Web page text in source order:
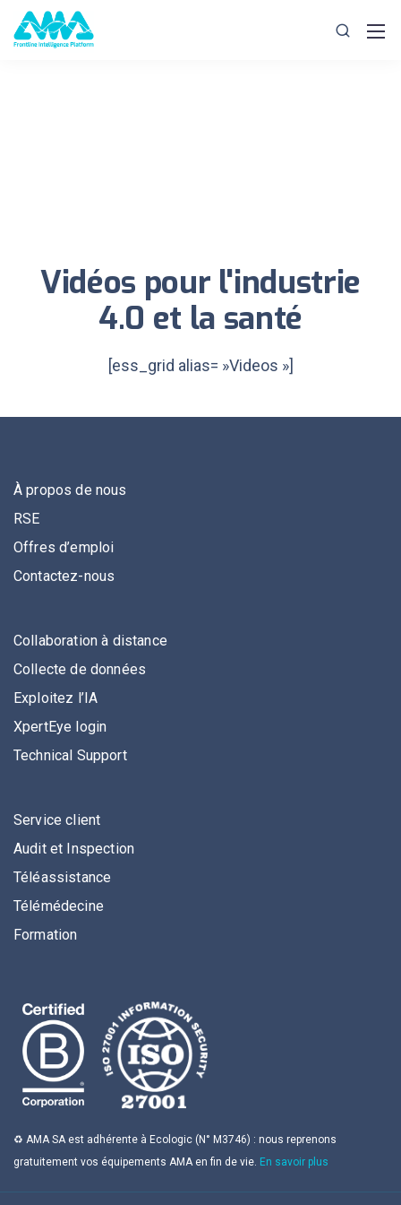
Vidéos pour l'industrie
4.0 et la santé
[ess_grid alias= »Videos »]
À propos de nous
RSE
Offres d’emploi
Contactez-nous
Collaboration à distance
Collecte de données
Exploitez l’IA
XpertEye login
Technical Support
Service client
Audit et Inspection
Téléassistance
Télémédecine
Formation
♻️ AMA SA est adhérente à Ecologic (N° M3746) : nous reprenons
gratuitement vos équipements AMA en fin de vie. En savoir plus